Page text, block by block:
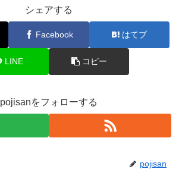
シェアする
Facebook はてブ
LINE コピー
pojisanをフォローする
pojisan